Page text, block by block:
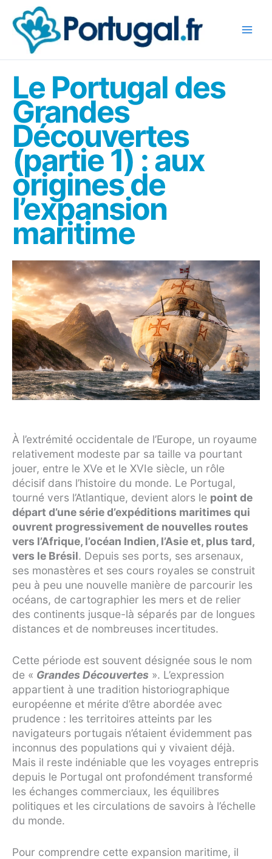
contenu
Le Portugal des
Grandes
Découvertes
(partie 1) : aux
origines de
l’expansion
maritime
À l’extrémité occidentale de l’Europe, un royaume
relativement modeste par sa taille va pourtant
jouer, entre le XVe et le XVIe siècle, un rôle
décisif dans l’histoire du monde. Le Portugal,
tourné vers l’Atlantique, devient alors le point de
départ d’une série d’expéditions maritimes qui
ouvrent progressivement de nouvelles routes
vers l’Afrique, l’océan Indien, l’Asie et, plus tard,
vers le Brésil. Depuis ses ports, ses arsenaux,
ses monastères et ses cours royales se construit
peu à peu une nouvelle manière de parcourir les
océans, de cartographier les mers et de relier
des continents jusque-là séparés par de longues
distances et de nombreuses incertitudes.
Cette période est souvent désignée sous le nom
de « Grandes Découvertes ». L’expression
appartient à une tradition historiographique
européenne et mérite d’être abordée avec
prudence : les territoires atteints par les
navigateurs portugais n’étaient évidemment pas
inconnus des populations qui y vivaient déjà.
Mais il reste indéniable que les voyages entrepris
depuis le Portugal ont profondément transformé
les échanges commerciaux, les équilibres
politiques et les circulations de savoirs à l’échelle
du monde.
Pour comprendre cette expansion maritime, il